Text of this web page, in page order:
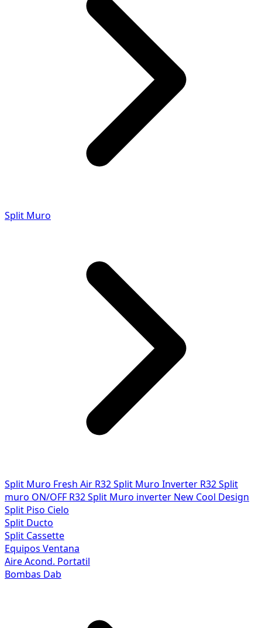
Split Muro
Split Muro Fresh Air R32Split Muro Inverter R32Split
muro ON/OFF R32Split Muro inverter New Cool Design
Split Piso Cielo
Split Ducto
Split Cassette
Equipos Ventana
Aire Acond. Portatil
Bombas Dab